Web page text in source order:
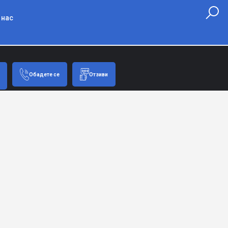
Обадете се Отзиви